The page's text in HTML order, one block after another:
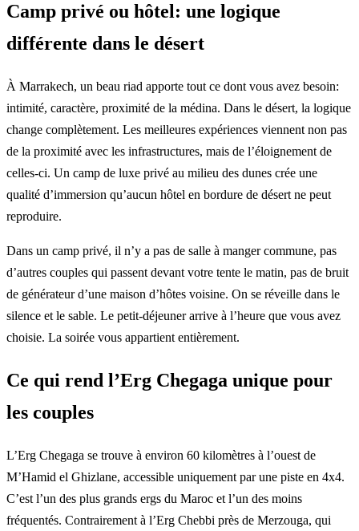
Camp privé ou hôtel: une logique
différente dans le désert
À Marrakech, un beau riad apporte tout ce dont vous avez besoin:
intimité, caractère, proximité de la médina. Dans le désert, la logique
change complètement. Les meilleures expériences viennent non pas
de la proximité avec les infrastructures, mais de l’éloignement de
celles-ci. Un camp de luxe privé au milieu des dunes crée une
qualité d’immersion qu’aucun hôtel en bordure de désert ne peut
reproduire.
Dans un camp privé, il n’y a pas de salle à manger commune, pas
d’autres couples qui passent devant votre tente le matin, pas de bruit
de générateur d’une maison d’hôtes voisine. On se réveille dans le
silence et le sable. Le petit-déjeuner arrive à l’heure que vous avez
choisie. La soirée vous appartient entièrement.
Ce qui rend l’Erg Chegaga unique pour
les couples
L’Erg Chegaga se trouve à environ 60 kilomètres à l’ouest de
M’Hamid el Ghizlane, accessible uniquement par une piste en 4x4.
C’est l’un des plus grands ergs du Maroc et l’un des moins
fréquentés. Contrairement à l’Erg Chebbi près de Merzouga, qui